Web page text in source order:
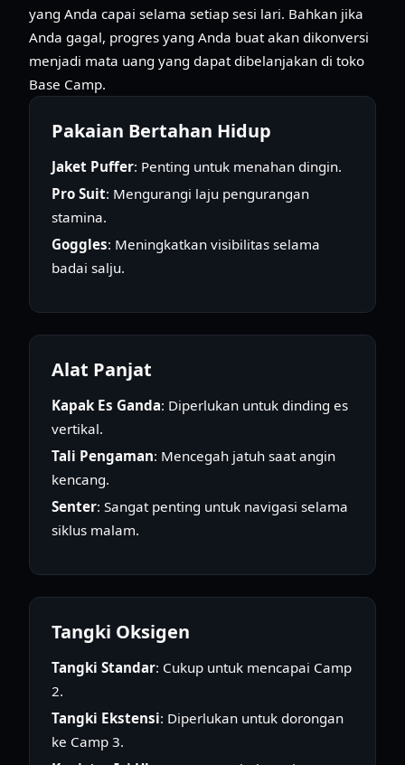
yang Anda capai selama setiap sesi lari. Bahkan jika
Anda gagal, progres yang Anda buat akan dikonversi
menjadi mata uang yang dapat dibelanjakan di toko
Base Camp.
Pakaian Bertahan Hidup
Jaket Puffer: Penting untuk menahan dingin.
Pro Suit: Mengurangi laju pengurangan
stamina.
Goggles: Meningkatkan visibilitas selama
badai salju.
Alat Panjat
Kapak Es Ganda: Diperlukan untuk dinding es
vertikal.
Tali Pengaman: Mencegah jatuh saat angin
kencang.
Senter: Sangat penting untuk navigasi selama
siklus malam.
Tangki Oksigen
Tangki Standar: Cukup untuk mencapai Camp
2.
Tangki Ekstensi: Diperlukan untuk dorongan
ke Camp 3.